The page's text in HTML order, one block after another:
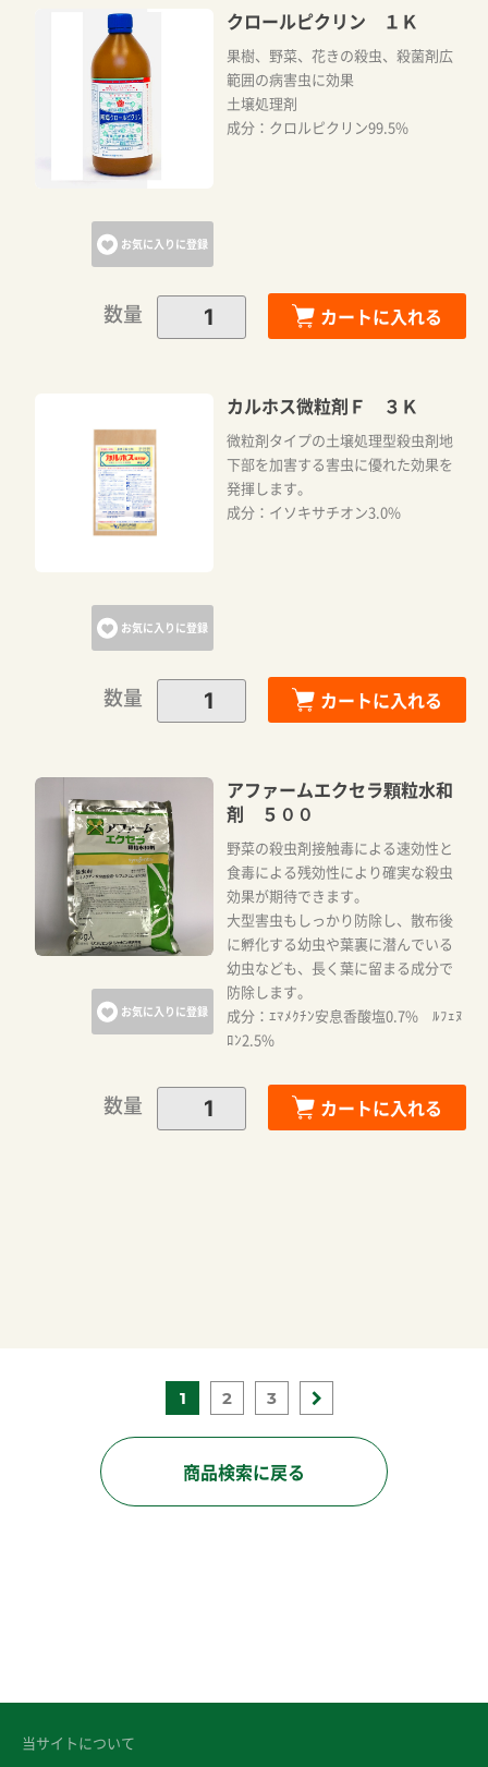
お気に入りに登録
クロールピクリン １Ｋ
果樹、野菜、花きの殺虫、殺菌剤広
範囲の病害虫に効果
土壌処理剤
成分：クロルピクリン99.5%
数量 カートに入れる
お気に入りに登録
カルホス微粒剤Ｆ ３Ｋ
微粒剤タイプの土壌処理型殺虫剤地
下部を加害する害虫に優れた効果を
発揮します。
成分：イソキサチオン3.0%
数量 カートに入れる
お気に入りに登録
アファームエクセラ顆粒水和
剤 ５００
野菜の殺虫剤接触毒による速効性と
食毒による残効性により確実な殺虫
効果が期待できます。
大型害虫もしっかり防除し、散布後
に孵化する幼虫や葉裏に潜んでいる
幼虫なども、長く葉に留まる成分で
防除します。
成分：ｴﾏﾒｸﾁﾝ安息香酸塩0.7% ﾙﾌｪﾇ
ﾛﾝ2.5%
数量 カートに入れる
1 2 3
商品検索に戻る
当サイトについて